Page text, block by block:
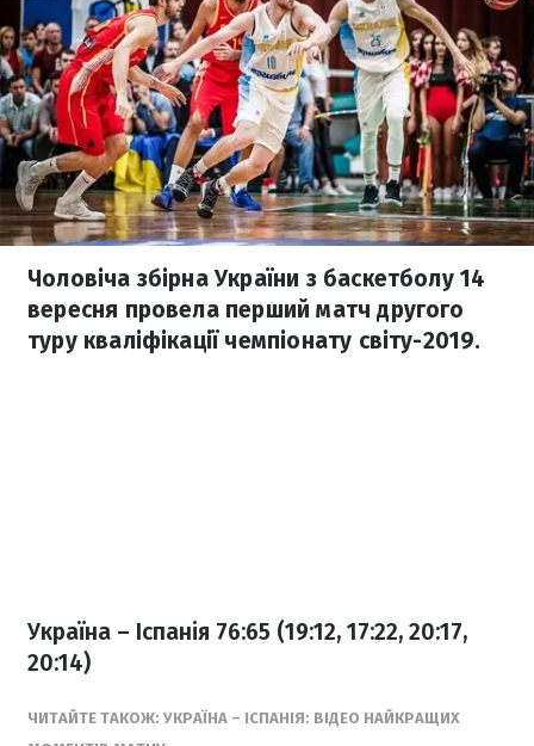
Чоловіча збірна України з баскетболу 14
вересня провела перший матч другого
туру кваліфікації чемпіонату світу-2019.
Україна – Іспанія 76:65 (19:12, 17:22, 20:17,
20:14)
ЧИТАЙТЕ ТАКОЖ: УКРАЇНА – ІСПАНІЯ: ВІДЕО НАЙКРАЩИХ